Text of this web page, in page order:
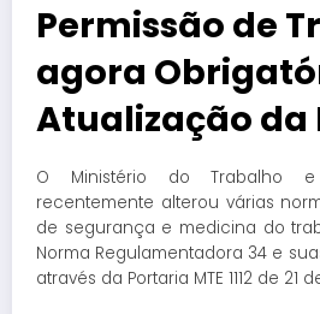
Permissão de
agora
Atualização da
O Ministério do Trabalho e
recentemente alterou várias
de segurança e medicina do
Norma Regulamentadora 34 e
através da Portaria MTE 1112 de 21